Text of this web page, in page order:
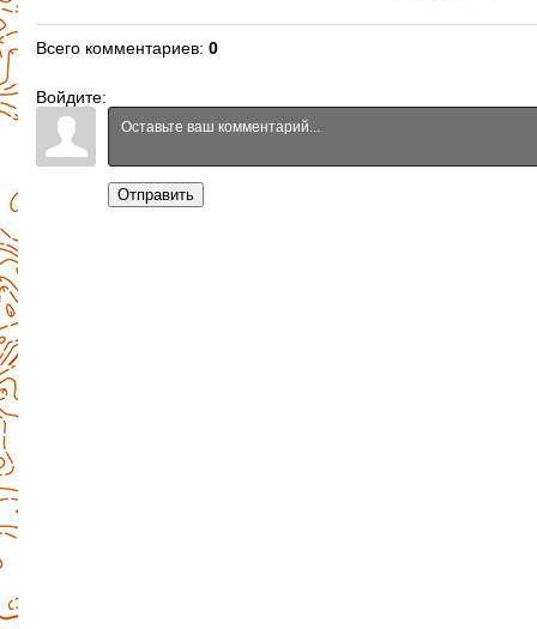
Всего комментариев: 0
Войдите:
Отправить